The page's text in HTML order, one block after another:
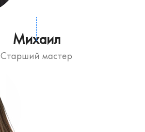
Михаил
Старший мастер